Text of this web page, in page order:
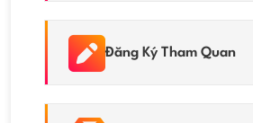
Đăng Ký Tham Quan